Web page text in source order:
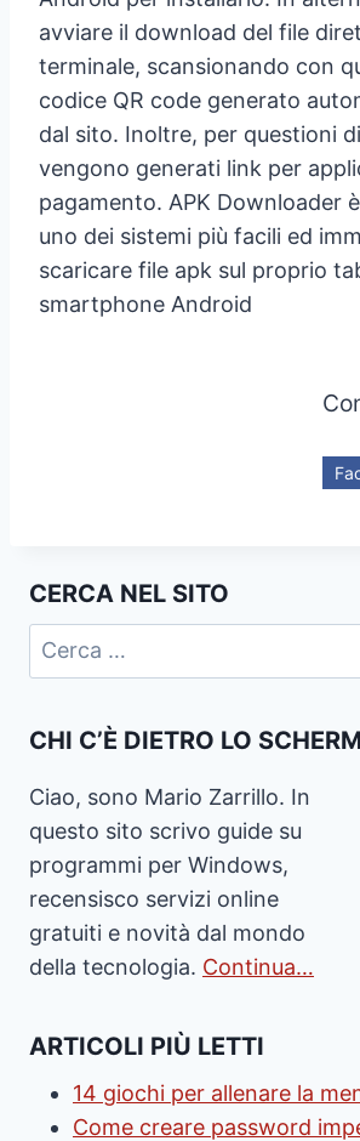
avviare il download del file
terminale, scansionando con
codice QR code generato
dal sito. Inoltre, per questioni
vengono generati link per
pagamento. APK Downloader
uno dei sistemi più facili ed
scaricare file apk sul proprio
smartphone Android
CERCA NEL SITO
Ricerca
per:
CHI C’È DIETRO LO
Ciao, sono Mario Zarrillo. In
questo sito scrivo guide su
programmi per Windows,
recensisco servizi online
gratuiti e novità dal mondo
della tecnologia. Continua…
ARTICOLI PIÙ LETTI
14 giochi per allenare la
Come creare password